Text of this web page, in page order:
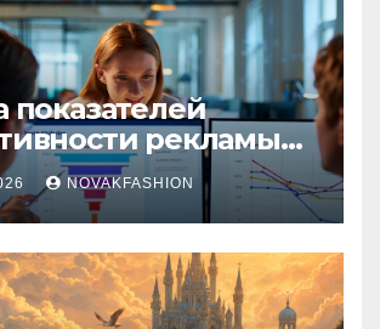
показателей
рекламы
точек
NOVAKFASHION